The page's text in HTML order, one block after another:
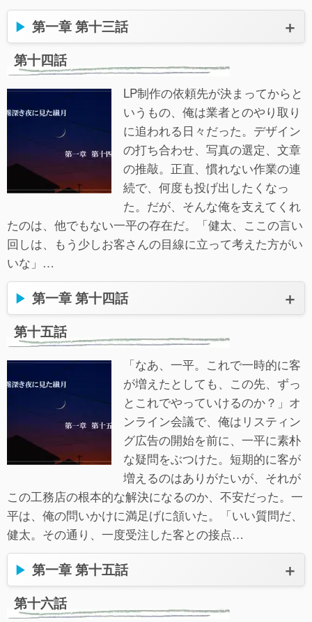
第一章 第十三話
第十四話
LP制作の依頼先が決まってからと
いうもの、俺は業者とのやり取り
に追われる日々だった。デザイン
の打ち合わせ、写真の選定、文章
の推敲。正直、慣れない作業の連
続で、何度も投げ出したくなっ
た。だが、そんな俺を支えてくれ
たのは、他でもない一平の存在だ。「健太、ここの言い
回しは、もう少しお客さんの目線に立って考えた方がい
いな」…
第一章 第十四話
第十五話
「なあ、一平。これで一時的に客
が増えたとしても、この先、ずっ
とこれでやっていけるのか？」オ
ンライン会議で、俺はリスティン
グ広告の開始を前に、一平に素朴
な疑問をぶつけた。短期的に客が
増えるのはありがたいが、それが
この工務店の根本的な解決になるのか、不安だった。一
平は、俺の問いかけに満足げに頷いた。「いい質問だ、
健太。その通り、一度受注した客との接点…
第一章 第十五話
第十六話